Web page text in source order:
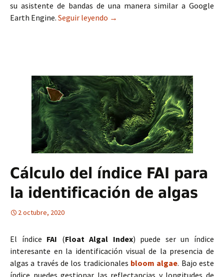
su asistente de bandas de una manera similar a Google
Earth Engine. Seguir leyendo Manual de scripts para
→
Cálculo del índice FAI para
la identificación de algas
2 octubre, 2020
El índice FAI (Float Algal Index) puede ser un índice
interesante en la identificación visual de la presencia de
algas a través de los tradicionales bloom algae. Bajo este
índice puedes gestionar las reflectancias y longitudes de